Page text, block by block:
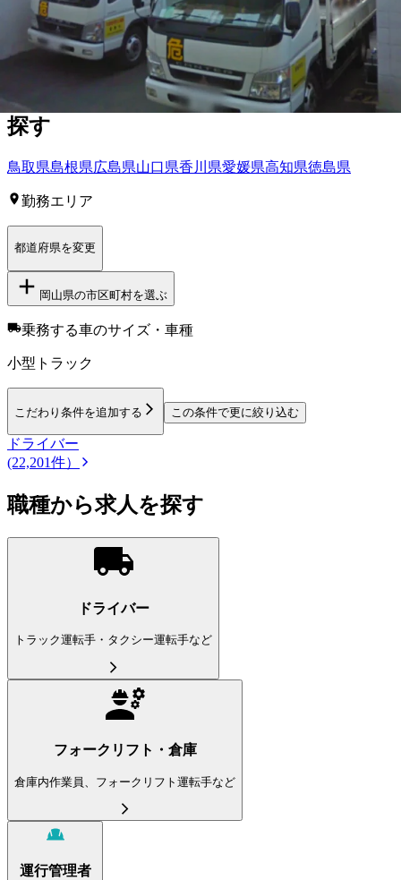
島町 浅口郡里庄町 小田郡矢掛町勝田郡勝央町英田郡西粟倉村
久米郡美咲町
中国・四国】他の都道府県から小型
トラック・普通免許ドライバー求人を
探す
鳥取県島根県広島県山口県香川県愛媛県高知県徳島県
勤務エリア
都道府県を変更
岡山県の市区町村を選ぶ
乗務する車のサイズ・車種
小型トラック
こだわり条件を追加する この条件で更に絞り込む
ドライバー
(22,201件）
職種から求人を探す
ドライバー
トラック運転手・タクシー運転手など
フォークリフト・倉庫
倉庫内作業員、フォークリフト運転手など
運行管理者